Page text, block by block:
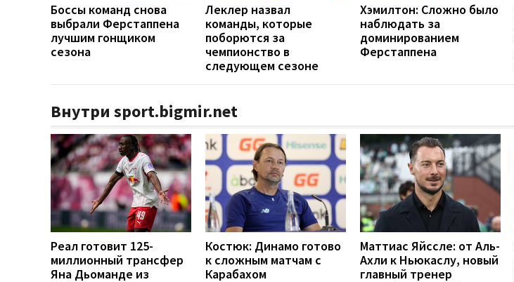
Боссы команд снова
выбрали Ферстаппена
лучшим гонщиком
сезона
Леклер назвал
команды, которые
поборются за
чемпионство в
следующем сезоне
Хэмилтон: Сложно было
наблюдать за
доминированием
Ферстаппена
Внутри sport.bigmir.net
Реал готовит 125-
миллионный трансфер
Яна Дьоманде из
Костюк: Динамо готово
к сложным матчам с
Карабахом
Маттиас Яйссле: от Аль-
Ахли к Ньюкаслу, новый
главный тренер